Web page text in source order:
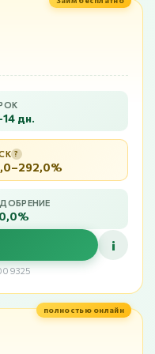
дн.
?
i
полностью онлайн